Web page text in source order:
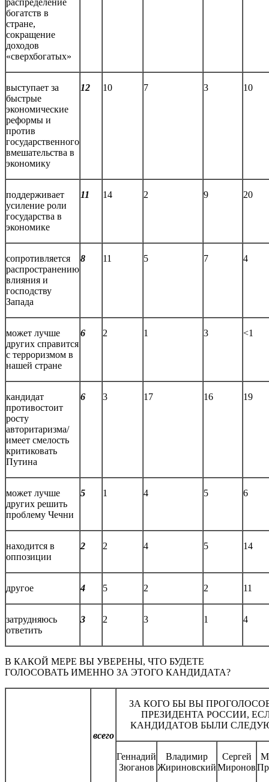
богатств в
стране,
сокращение
доходов
«сверхбогатых»
выступает за
быстрые
экономические
реформы и
против
государственного
вмешательства в
экономику
12 10 7 3 10
поддерживает
усиление роли
государства в
экономике
11 14 2 9 20
сопротивляется
распространению
влияния и
господству
Запада
8 11 5 7 4
может лучше
других справится
с терроризмом в
нашей стране
6 2 1 3 <1
кандидат
противостоит
росту
авторитаризма/
имеет смелость
критиковать
Путина
6 3 17 16 19
может лучше
других решить
проблему Чечни
5 1 4 5 6
находится в
оппозиции
2 2 4 5 14
другое 4 5 2 2 11
затрудняюсь
ответить
3 2 3 1 4
В КАКОЙ МЕРЕ ВЫ УВЕРЕНЫ, ЧТО БУДЕТЕ
ГОЛОСОВАТЬ ИМЕННО ЗА ЭТОГО КАНДИДАТА?
всего
ЗА КОГО БЫ ВЫ
ПРЕЗИДЕНТА РОССИИ,
КАНДИДАТОВ БЫЛИ
Геннадий
Зюганов
Владимир
Жириновский
Сергей
Миронов